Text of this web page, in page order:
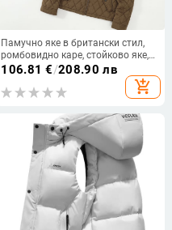
Памучно яке в британски стил,
ромбовидно каре, стойково яке,
цип, пълнеж от имитационен
коприна-памук, прилягащ модел
106.81 €/208.90 лв
add_shopping_cart